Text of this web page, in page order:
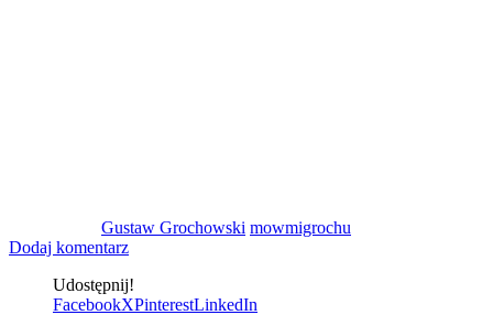
Gustaw Grochowski mowmigrochu
Dodaj komentarz
Udostępnij!
FacebookXPinterestLinkedIn